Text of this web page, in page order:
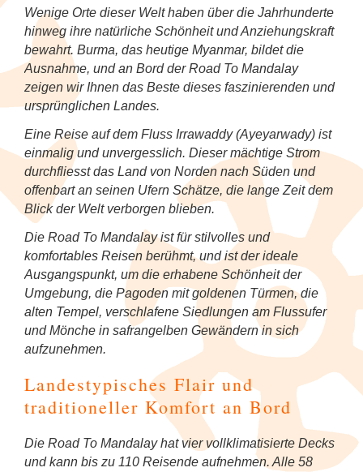
Wenige Orte dieser Welt haben über die Jahrhunderte
hinweg ihre natürliche Schönheit und Anziehungskraft
bewahrt. Burma, das heutige Myanmar, bildet die
Ausnahme, und an Bord der Road To Mandalay
zeigen wir Ihnen das Beste dieses faszinierenden und
ursprünglichen Landes.
Eine Reise auf dem Fluss Irrawaddy (Ayeyarwady) ist
einmalig und unvergesslich. Dieser mächtige Strom
durchfliesst das Land von Norden nach Süden und
offenbart an seinen Ufern Schätze, die lange Zeit dem
Blick der Welt verborgen blieben.
Die Road To Mandalay ist für stilvolles und
komfortables Reisen berühmt, und ist der ideale
Ausgangspunkt, um die erhabene Schönheit der
Umgebung, die Pagoden mit goldenen Türmen, die
alten Tempel, verschlafene Siedlungen am Flussufer
und Mönche in safrangelben Gewändern in sich
aufzunehmen.
Landestypisches Flair und
traditioneller Komfort an Bord
Die Road To Mandalay hat vier vollklimatisierte Decks
und kann bis zu 110 Reisende aufnehmen. Alle 58
Diverses
Kambodscha 5
Laos 5
Myanmar (Burma) 5
Nepal 5
Sri Lanka 4
Südkorea
Thailand 6
Vietnam 5
Sehenswertes
Wellness & Entspannung auf Sri Lanka
Familienreise Sri Lanka
Familienreise Thailand
Kandy Esala Perahera Sri Lanka
NEU: Schlemmerreise Thailand
Thailand: Streetfood, Rooftops und Flip-
Flops
durchs Mekong-Delta
NEU: Flusskreuzfahrt mit der RV River
Kwai
Hausboot-Kreuzfahrt auf den
Backwaters
Flusskreuzfahrt auf dem Brahmaputra
NEU: Indonesien
Japan
Korea (Südkorea)
Mongolei
Myanmar (Burma)
Spirituelle Reisen
Sri Lanka
Thailand